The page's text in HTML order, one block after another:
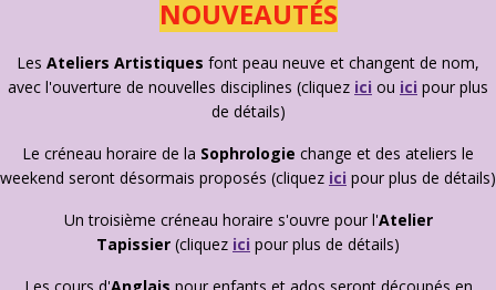
NOUVEAUTÉS
Les Ateliers Artistiques font peau neuve et changent de nom,
avec l'ouverture de nouvelles disciplines (cliquez ici ou ici pour plus
de détails)
Le créneau horaire de la Sophrologie change et des ateliers le
weekend seront désormais proposés (cliquez ici pour plus de détails)
Un troisième créneau horaire s'ouvre pour l'Atelier
Tapissier (cliquez ici pour plus de détails)